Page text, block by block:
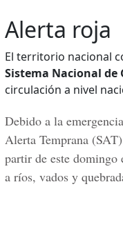
Alerta roja
El territorio nacional
Sistema Nacional de
circulación a nivel
Debido a la
Alerta Temprana
partir de este domingo
a ríos, vados y